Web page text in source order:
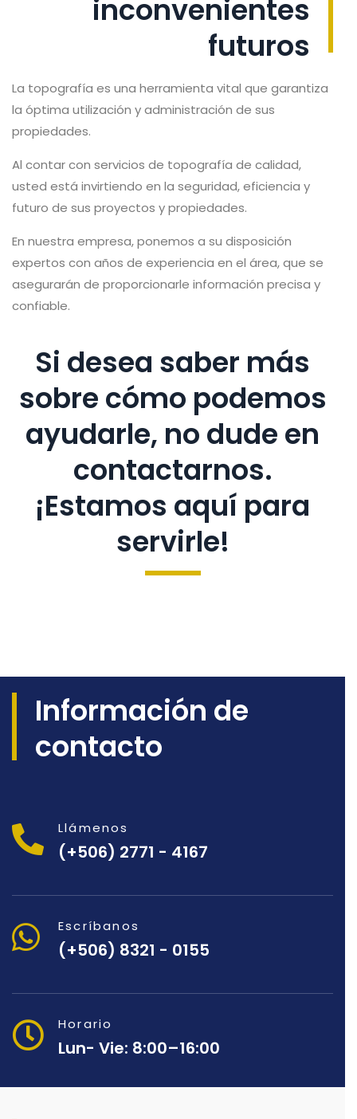
inconvenientes
futuros
La topografía es una herramienta vital que garantiza
la óptima utilización y administración de sus
propiedades.
Al contar con servicios de topografía de calidad,
usted está invirtiendo en la seguridad, eficiencia y
futuro de sus proyectos y propiedades.
En nuestra empresa, ponemos a su disposición
expertos con años de experiencia en el área, que se
asegurarán de proporcionarle información precisa y
confiable.
Si desea saber más
sobre cómo podemos
ayudarle, no dude en
contactarnos.
¡Estamos aquí para
servirle!
Información de
contacto
Llámenos
(+506) 2771 - 4167
Escríbanos
(+506) 8321 - 0155
Horario
Lun- Vie: 8:00–16:00